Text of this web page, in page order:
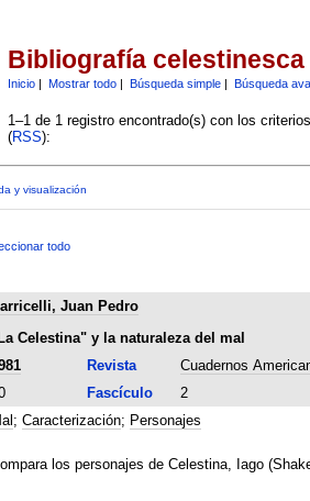
Bibliografía celestinesca
Inicio| Mostrar todo| Búsqueda simple| Búsqueda
1–1 de 1 registro encontrado(s) con los
(RSS):
y visualización
todo
Juan Pedro
Celestina" y la naturaleza del mal
Revista
Cuadernos
Fascículo
2
; Caracterización; Personajes
los personajes de Celestina, Iago